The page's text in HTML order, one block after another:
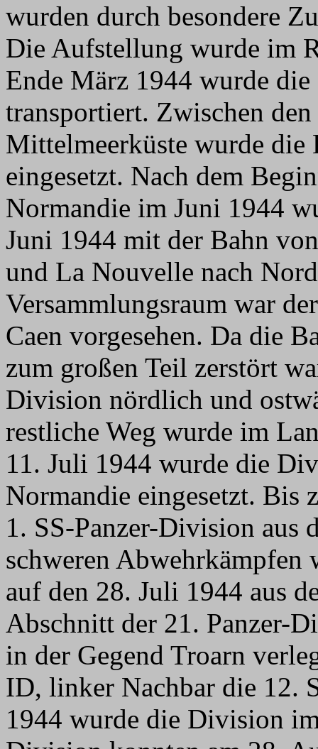
wurden durch besondere
Die Aufstellung wurde im
Ende März 1944 wurde
transportiert. Zwischen
Mittelmeerküste wurde die
eingesetzt. Nach dem
Normandie im Juni 1944
Juni 1944 mit der Bahn
und La Nouvelle nach
Versammlungsraum war
Caen vorgesehen. Da die
zum großen Teil zerstört
Division nördlich und
restliche Weg wurde im
11. Juli 1944 wurde die
Normandie eingesetzt.
1. SS-Panzer-Division aus
schweren
auf den 28. Juli 1944 aus
Abschnitt der 21. Panzer-
in der Gegend Troarn
ID, linker Nachbar die 12.
1944 wurde die Division